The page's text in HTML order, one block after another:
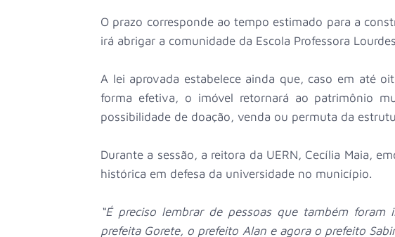
O prazo corresponde ao tempo estimado para a
irá abrigar a comunidade da Escola Professora
A lei aprovada estabelece ainda que, caso em até
forma efetiva, o imóvel retornará ao patrimônio
possibilidade de doação, venda ou permuta da
Durante a sessão, a reitora da UERN, Cecília Maia,
histórica em defesa da universidade no município.
“É preciso lembrar de pessoas que também
prefeita Gorete, o prefeito Alan e agora o prefeito